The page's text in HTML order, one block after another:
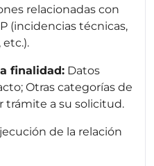
relacionadas con
(incidencias técnicas,
finalidad: Datos
Otras categorías de
trámite a su solicitud.
de la relación